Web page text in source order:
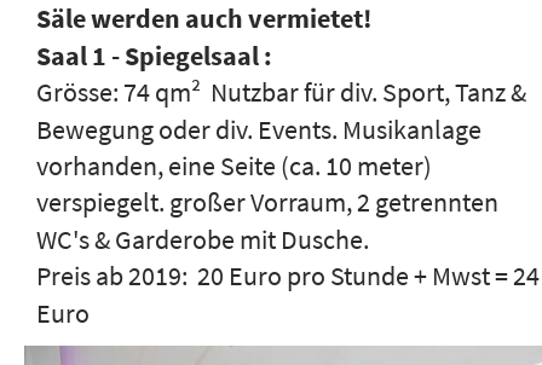
Säle werden auch vermietet!
Saal 1 - Spiegelsaal :
Grösse: 74 qm²  Nutzbar für div. Sport, Tanz &
Bewegung oder div. Events. Musikanlage
vorhanden, eine Seite (ca. 10 meter)
verspiegelt. großer Vorraum, 2 getrennten
WC's & Garderobe mit Dusche.
Preis ab 2019:  20 Euro pro Stunde + Mwst =
Euro